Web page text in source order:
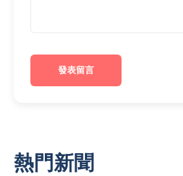
發表留言
熱門新聞